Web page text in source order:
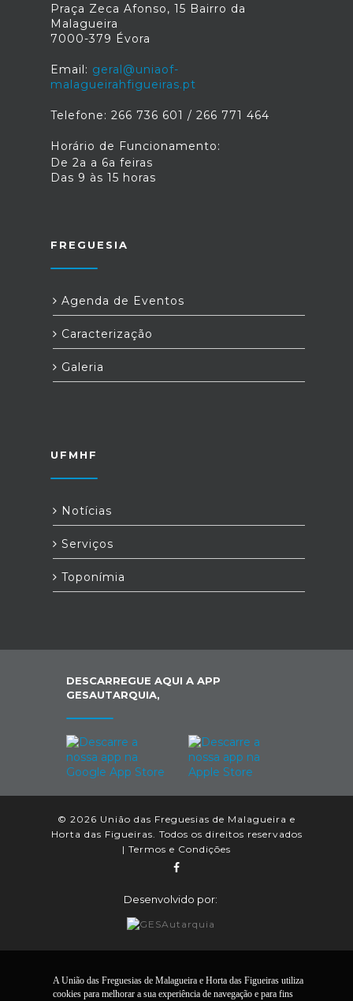
Praça Zeca Afonso, 15 Bairro da
Malagueira
7000-379 Évora
Email: geral@uniaof-
malagueirahfigueiras.pt
Telefone: 266 736 601 / 266 771 464
Horário de Funcionamento:
De 2a a 6a feiras
Das 9 às 15 horas
FREGUESIA
Agenda de Eventos
Caracterização
Galeria
UFMHF
Notícias
Serviços
Toponímia
DESCARREGUE AQUI A APP
GESAUTARQUIA,
© 2026 União das Freguesias de Malagueira e
Horta das Figueiras. Todos os direitos reservados
| Termos e Condições
Desenvolvido por:
A União das Freguesias de Malagueira e Horta das Figueiras utiliza
cookies para melhorar a sua experiência de navegação e para fins